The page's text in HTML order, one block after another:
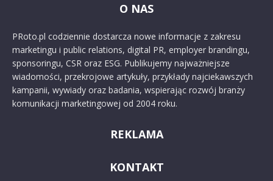
O NAS
PRoto.pl codziennie dostarcza nowe informacje z zakresu
marketingu i public relations, digital PR, employer brandingu,
sponsoringu, CSR oraz ESG. Publikujemy najważniejsze
wiadomości, przekrojowe artykuły, przykłady najciekawszych
kampanii, wywiady oraz badania, wspierając rozwój branży
komunikacji marketingowej od 2004 roku.
REKLAMA
KONTAKT